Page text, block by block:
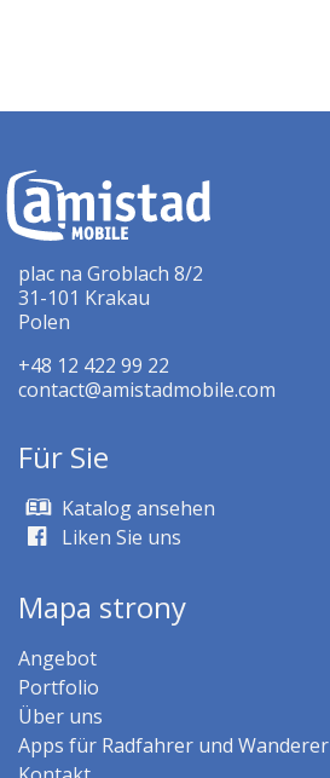
plac na Groblach 8/2
31-101 Krakau
Polen
+48 12 422 99 22
contact@amistadmobile.com
Für Sie
Katalog ansehen
Liken Sie uns
Mapa strony
Angebot
Portfolio
Über uns
Apps für Radfahrer und Wanderer